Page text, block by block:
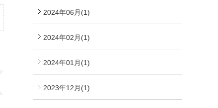
2024年06月(1)
2024年02月(1)
2024年01月(1)
2023年12月(1)